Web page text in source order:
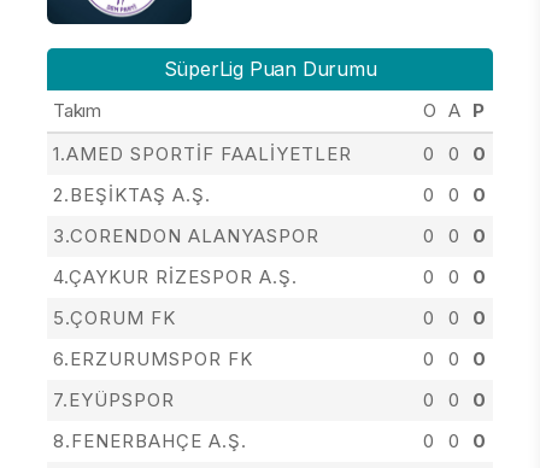
SüperLig Puan Durumu
Takım O A P
1.AMED SPORTİF FAALİYETLER
0 0
0
2.BEŞİKTAŞ A.Ş.
0 0
0
3.CORENDON ALANYASPOR
0 0
0
4.ÇAYKUR RİZESPOR A.Ş.
0 0
0
5.ÇORUM FK
0 0
0
6.ERZURUMSPOR FK
0 0
0
7.EYÜPSPOR
0 0
0
8.FENERBAHÇE A.Ş.
0 0
0